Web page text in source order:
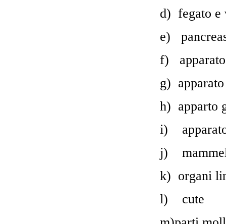
d) fegato
e)
f)
g)
h) apparto
i)
j)
k) organi
l)
cute